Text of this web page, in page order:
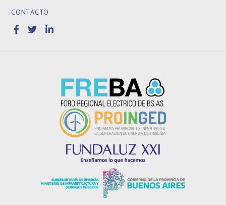
CONTACTO